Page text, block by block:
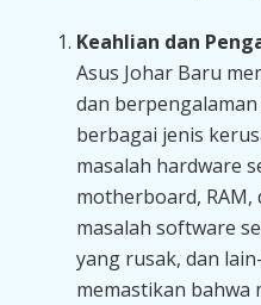
Keahlian dan
Asus Johar Baru
dan
berbagai jenis
masalah hardware
motherboard, RAM,
masalah software
yang rusak, dan
memastikan bahwa